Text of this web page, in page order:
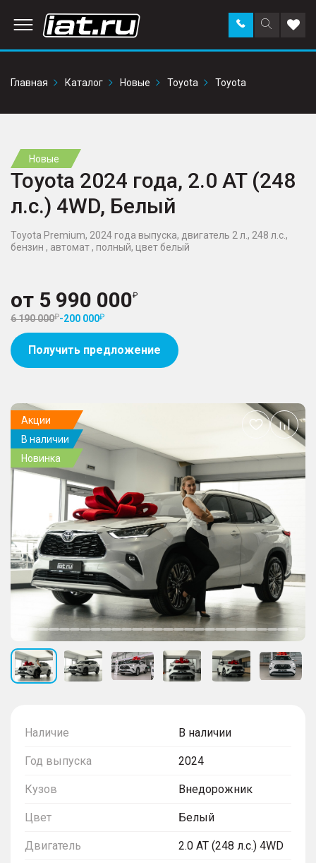
Поиск
по
Заказать
звонок в
Главная
Каталог Новые Toyota Toyota
Новые
Toyota 2024 года, 2.0 AT (248
л.с.) 4WD, Белый
Toyota Premium, 2024 года выпуска, двигатель 2 л., 248 л.с.,
бензин , автомат , полный, цвет белый
от 5 990 000
6 190 000 -200 000
Получить предложение
Наличие В наличии
Год выпуска 2024
Кузов Внедорожник
Цвет Белый
Двигатель 2.0 AT (248 л.с.) 4WD
Акции
В наличии
Новинка
Добавить
избранное